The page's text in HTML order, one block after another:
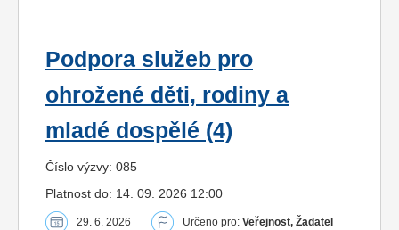
Podpora služeb pro
ohrožené děti, rodiny a
mladé dospělé (4)
Číslo výzvy: 085
Platnost do: 14. 09. 2026 12:00
29. 6. 2026 Určeno pro: Veřejnost, Žadatel